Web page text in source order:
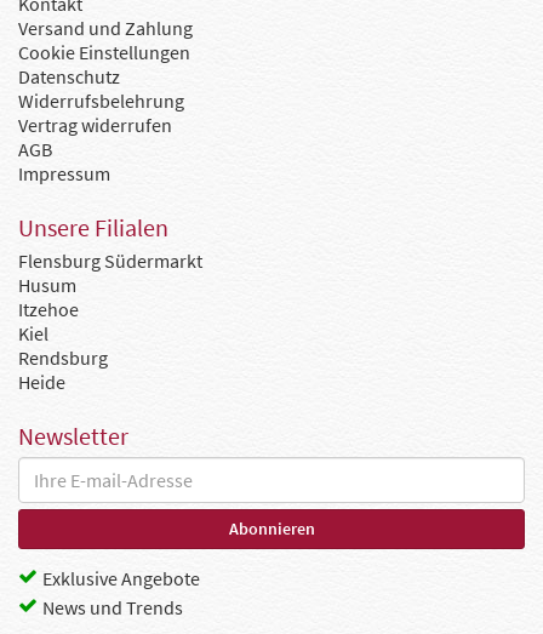
Versand und Zahlung
Cookie Einstellungen
Datenschutz
Widerrufsbelehrung
Vertrag widerrufen
AGB
Impressum
Unsere Filialen
Flensburg Südermarkt
Husum
Itzehoe
Kiel
Rendsburg
Heide
Newsletter
Exklusive Angebote
News und Trends